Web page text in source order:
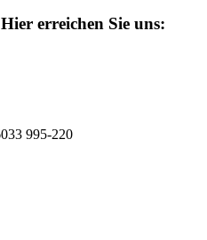
Hier erreichen Sie uns:
995-220